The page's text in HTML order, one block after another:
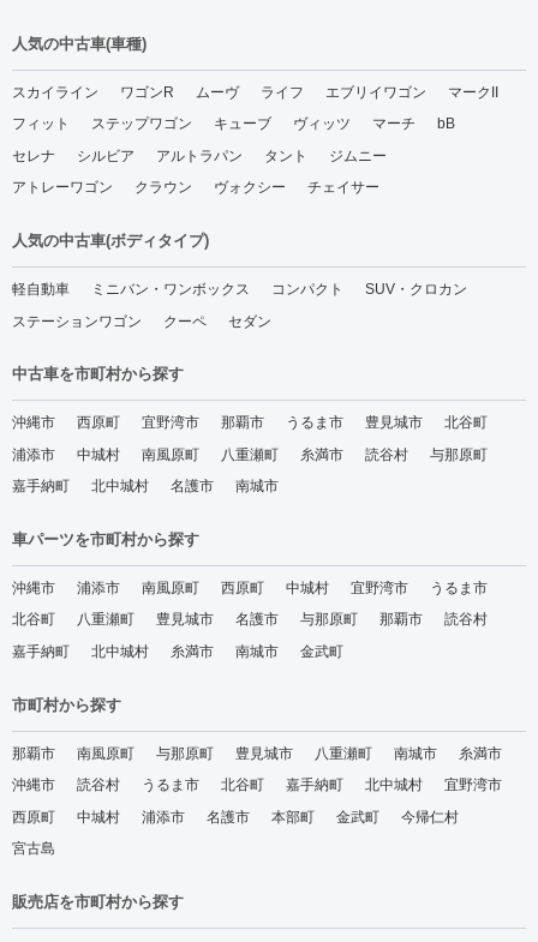
人気の中古車(車種)
スカイライン ワゴンR ムーヴ ライフ エブリイワゴン
マークII
フィット
ステップワゴン キューブ ヴィッツ マーチ
bB
セレナ
シルビア アルトラパン タント
ジムニー
アトレーワゴン
クラウン ヴォクシー チェイサー
人気の中古車(ボディタイプ)
軽自動車 ミニバン・ワンボックス コンパクト
SUV・クロカン
ステーションワゴン
クーペ セダン
中古車を市町村から探す
沖縄市 西原町 宜野湾市 那覇市 うるま市 豊見城市
北谷町
浦添市
中城村 南風原町 八重瀬町 糸満市 読谷村
与那原町
嘉手納町
北中城村 名護市 南城市
車パーツを市町村から探す
沖縄市 浦添市 南風原町 西原町 中城村 宜野湾市
うるま市
北谷町
八重瀬町 豊見城市 名護市 与那原町 那覇市
読谷村
嘉手納町
北中城村 糸満市 南城市 金武町
市町村から探す
那覇市 南風原町 与那原町 豊見城市 八重瀬町 南城市
糸満市
沖縄市
読谷村 うるま市 北谷町 嘉手納町 北中城村
宜野湾市
西原町
中城村 浦添市 名護市 本部町 金武町
今帰仁村
宮古島
販売店を市町村から探す